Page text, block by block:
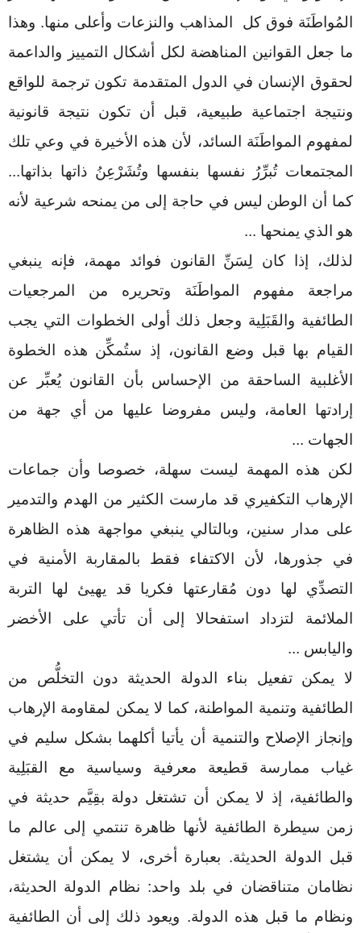
المُواطَنَة فوق كل المذاهب والنزعات وأعلى منها. وهذا
ما جعل القوانين المناهضة لكل أشكال التمييز والداعمة
لحقوق الإنسان في الدول المتقدمة تكون ترجمة للواقع
ونتيجة اجتماعية طبيعية، قبل أن تكون نتيجة قانونية
لمفهوم المواطَنَة السائد، لأن هذه الأخيرة في وعي تلك
المجتمعات تُبرِّرُ نفسها بنفسها وتُشَرْعِنُ ذاتها بذاتها...
كما أن الوطن ليس في حاجة إلى من يمنحه شرعية لأنه
هو الذي يمنحها ...
لذلك، إذا كان لِسَنِّ القانون فوائد مهمة، فإنه ينبغي
مراجعة مفهوم المواطَنَة وتحريره من المرجعيات
الطائفية والقَبَلِية وجعل ذلك أولى الخطوات التي يجب
القيام بها قبل وضع القانون، إذ ستُمكِّن هذه الخطوة
الأغلبية الساحقة من الإحساس بأن القانون يُعبِّر عن
إرادتها العامة، وليس مفروضا عليها من أي جهة من
الجهات ...
لكن هذه المهمة ليست سهلة، خصوصا وأن جماعات
الإرهاب التكفيري قد مارست الكثير من الهدم والتدمير
على مدار سنين، وبالتالي ينبغي مواجهة هذه الظاهرة
في جذورها، لأن الاكتفاء فقط بالمقاربة الأمنية في
التصدِّي لها دون مُقارعتها فكريا قد يهيئ لها التربة
الملائمة لتزداد استفحالا إلى أن تأتي على الأخضر
واليابس ...
لا يمكن تفعيل بناء الدولة الحديثة دون التخلُّص من
الطائفية وتنمية المواطنة، كما لا يمكن لمقاومة الإرهاب
وإنجاز الإصلاح والتنمية أن يأتيا أكلهما بشكل سليم في
غياب ممارسة قطيعة معرفية وسياسية مع القبَلِية
والطائفية، إذ لا يمكن أن تشتغل دولة بقِيَّم حديثة في
زمن سيطرة الطائفية لأنها ظاهرة تنتمي إلى عالم ما
قبل الدولة الحديثة. بعبارة أخرى، لا يمكن أن يشتغل
نظامان متناقضان في بلد واحد: نظام الدولة الحديثة،
ونظام ما قبل هذه الدولة. ويعود ذلك إلى أن الطائفية